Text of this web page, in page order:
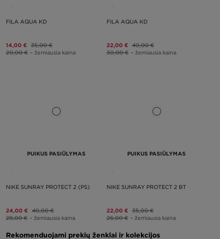
FILA AQUA KD
14,00 € 35,00 €
20,00 € – žemiausia kaina
FILA AQUA KD
22,00 € 40,00 €
30,00 € – žemiausia kaina
PUIKUS PASIŪLYMAS
NIKE SUNRAY PROTECT 2 (PS)
24,00 € 40,00 €
28,00 € – žemiausia kaina
PUIKUS PASIŪLYMAS
NIKE SUNRAY PROTECT 2 BT
22,00 € 35,00 €
26,00 € – žemiausia kaina
Rekomenduojami prekių ženklai ir kolekcijos